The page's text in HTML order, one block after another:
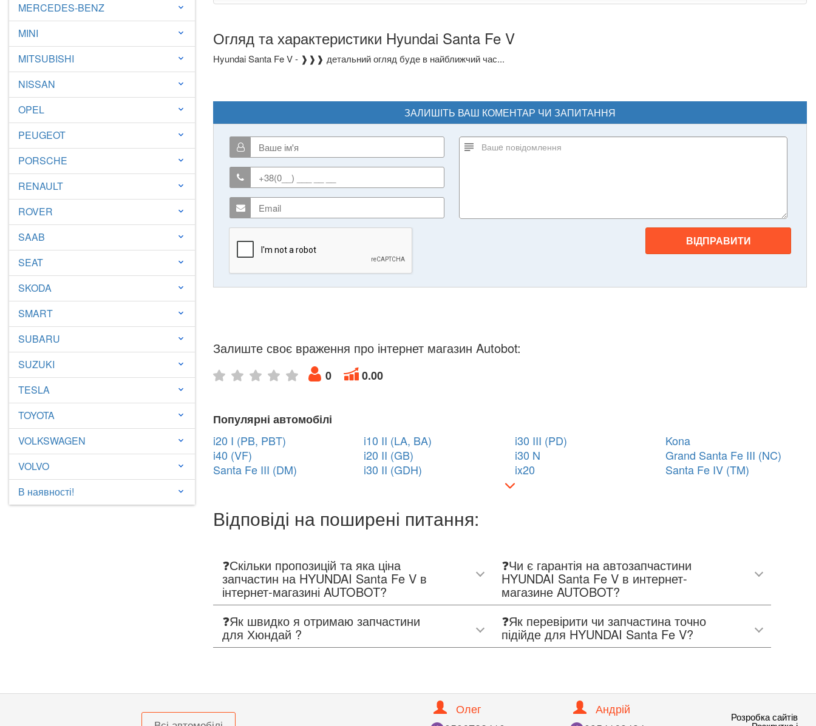
MERCEDES-BENZ keyboard_arrow_down
MINI keyboard_arrow_down
MITSUBISHI keyboard_arrow_down
NISSAN keyboard_arrow_down
OPEL keyboard_arrow_down
PEUGEOT keyboard_arrow_down
PORSCHE keyboard_arrow_down
RENAULT keyboard_arrow_down
ROVER keyboard_arrow_down
SAAB keyboard_arrow_down
SEAT keyboard_arrow_down
SKODA keyboard_arrow_down
SMART keyboard_arrow_down
SUBARU keyboard_arrow_down
SUZUKI keyboard_arrow_down
TESLA keyboard_arrow_down
TOYOTA keyboard_arrow_down
VOLKSWAGEN keyboard_arrow_down
VOLVO keyboard_arrow_down
В наявності! keyboard_arrow_down
Огляд та характеристики Hyundai Santa Fe V
Hyundai Santa Fe V - ❱❱❱ детальний огляд буде в найближчий час...
ЗАЛИШІТЬ ВАШ КОМЕНТАР ЧИ ЗАПИТАННЯ
ВІДПРАВИТИ
Залиште своє враження про інтернет магазин Autobot:
0 0.00
Популярні автомобілі
i20 I (PB, PBT)
i40 (VF)
Santa Fe III (DM)
i10 II (LA, BA)
i20 II (GB)
i30 II (GDH)
i30 III (PD)
i30 N
ix20
Kona
Grand Santa Fe III (NC)
Santa Fe IV (TM)
Відповіді на поширені питання:
❓Скільки пропозицій та яка ціна
запчастин на HYUNDAI Santa Fe V в
інтернет-магазині AUTOBOT?
❓Як швидко я отримаю запчастини
для Хюндай ?
❓Чи є гарантія на автозапчастини
HYUNDAI Santa Fe V в интернет-
магазине AUTOBOT?
❓Як перевірити чи запчастина точно
підійде для HYUNDAI Santa Fe V?
Олег
Андрій
Розробка сайтів